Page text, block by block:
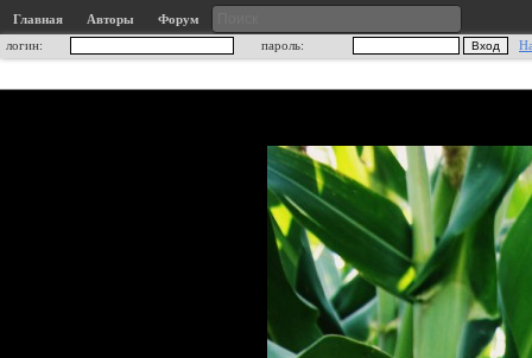
Главная Авторы
Форум
логин:
пароль: